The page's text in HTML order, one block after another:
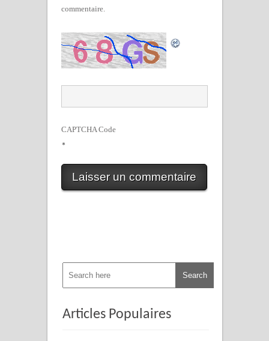
commentaire.
CAPTCHA Code
*
Articles Populaires